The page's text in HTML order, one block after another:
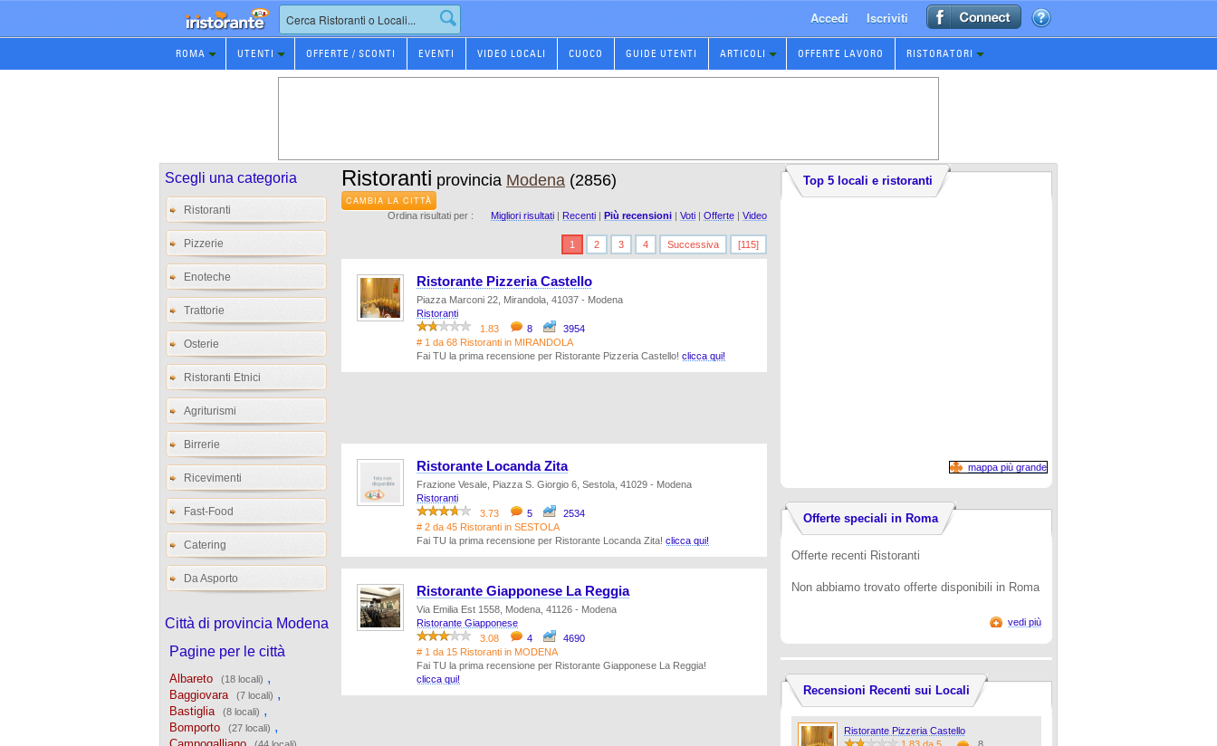
Prenotazione
Ristorante
Accedi Iscriviti
ROMA UTENTI OFFERTE / SCONTI EVENTI VIDEO LOCALI CUOCO GUIDE UTENTI ARTICOLI OFFERTE LAVORO RISTORATORI
Scegli una categoria
Ristoranti
Pizzerie
Enoteche
Trattorie
Osterie
Ristoranti Etnici
Agriturismi
Birrerie
Ricevimenti
Fast-Food
Catering
Da Asporto
Città di provincia Modena
Pagine per le città
Albareto (18 locali) ,
Baggiovara (7 locali) ,
Bastiglia (8 locali) ,
Bomporto (27 locali) ,
,
Ristoranti provincia Modena (2856)
CAMBIA LA CITTÀ
Ordina risultati per : Migliori risultati | Recenti | Più recensioni | Voti | Offerte | Video
1 2 3 4 Successiva [115]
Ristorante Pizzeria Castello
Piazza Marconi 22, Mirandola, 41037 - Modena
Ristoranti
1.83
8
3954
# 1 da 68 Ristoranti in MIRANDOLA
Fai TU la prima recensione per Ristorante Pizzeria Castello! clicca qui!
Ristorante Locanda Zita
Frazione Vesale, Piazza S. Giorgio 6, Sestola, 41029 - Modena
Ristoranti
3.73
5
2534
# 2 da 45 Ristoranti in SESTOLA
Fai TU la prima recensione per Ristorante Locanda Zita! clicca qui!
Ristorante Giapponese La Reggia
Via Emilia Est 1558, Modena, 41126 - Modena
Ristorante Giapponese
3.08
4
4690
# 1 da 15 Ristoranti in MODENA
Fai TU la prima recensione per Ristorante Giapponese La Reggia!
clicca qui!
Top 5 locali e ristoranti
mappa più grande
Offerte speciali in Roma
Offerte recenti Ristoranti
Non abbiamo trovato offerte disponibili in Roma
vedi più
Recensioni Recenti sui Locali
Ristorante Pizzeria Castello